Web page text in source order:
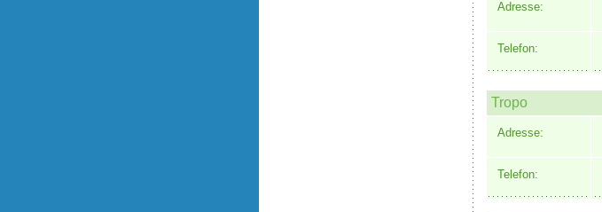
Adresse:
Telefon:
Tropo
Adresse:
Telefon: